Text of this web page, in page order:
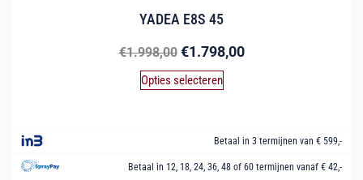
YADEA E8S 45
€1.998,00 €1.798,00
Opties selecteren
Betaal in 3 termijnen van € 599,-
Betaal in 12, 18, 24, 36, 48 of 60 termijnen vanaf € 42,-